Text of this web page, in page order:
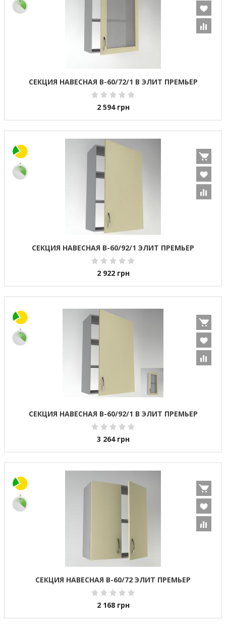
СЕКЦИЯ НАВЕСНАЯ В-60/72/1 В ЭЛИТ ПРЕМЬЕР
2 594 грн
СЕКЦИЯ НАВЕСНАЯ В-60/92/1 ЭЛИТ ПРЕМЬЕР
2 922 грн
СЕКЦИЯ НАВЕСНАЯ В-60/92/1 В ЭЛИТ ПРЕМЬЕР
3 264 грн
СЕКЦИЯ НАВЕСНАЯ В-60/72 ЭЛИТ ПРЕМЬЕР
2 168 грн